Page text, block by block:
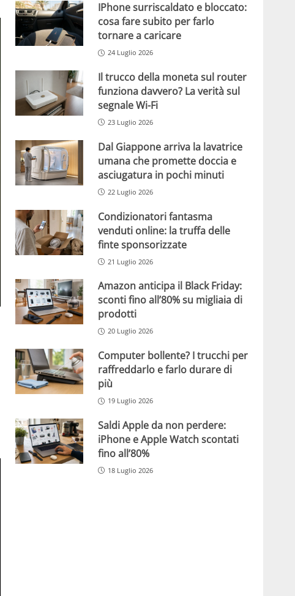
IPhone surriscaldato e bloccato:
cosa fare subito per farlo
tornare a caricare
24 Luglio 2026
Il trucco della moneta sul router
funziona davvero? La verità sul
segnale Wi-Fi
23 Luglio 2026
Dal Giappone arriva la lavatrice
umana che promette doccia e
asciugatura in pochi minuti
22 Luglio 2026
Condizionatori fantasma
venduti online: la truffa delle
finte sponsorizzate
21 Luglio 2026
Amazon anticipa il Black Friday:
sconti fino all’80% su migliaia di
prodotti
20 Luglio 2026
Computer bollente? I trucchi per
raffreddarlo e farlo durare di
più
19 Luglio 2026
Saldi Apple da non perdere:
iPhone e Apple Watch scontati
fino all’80%
18 Luglio 2026